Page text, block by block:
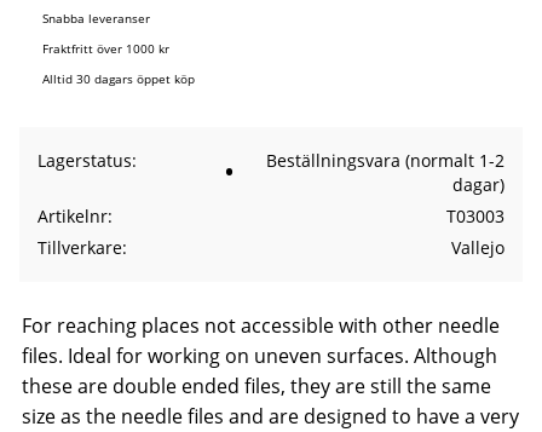
Snabba leveranser
Fraktfritt över 1000 kr
Alltid 30 dagars öppet köp
Lagerstatus
Beställningsvara (normalt 1-2
dagar)
Artikelnr
T03003
Tillverkare
Vallejo
For reaching places not accessible with other needle
files. Ideal for working on uneven surfaces. Although
these are double ended files, they are still the same
size as the needle files and are designed to have a very